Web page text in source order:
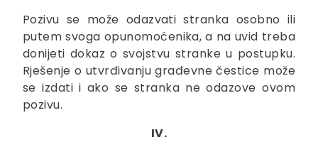
Pozivu se može odazvati stranka osobno ili
putem svoga opunomoćenika, a na uvid treba
donijeti dokaz o svojstvu stranke u postupku.
Rješenje o utvrđivanju građevne čestice može
se izdati i ako se stranka ne odazove ovom
pozivu.
IV.